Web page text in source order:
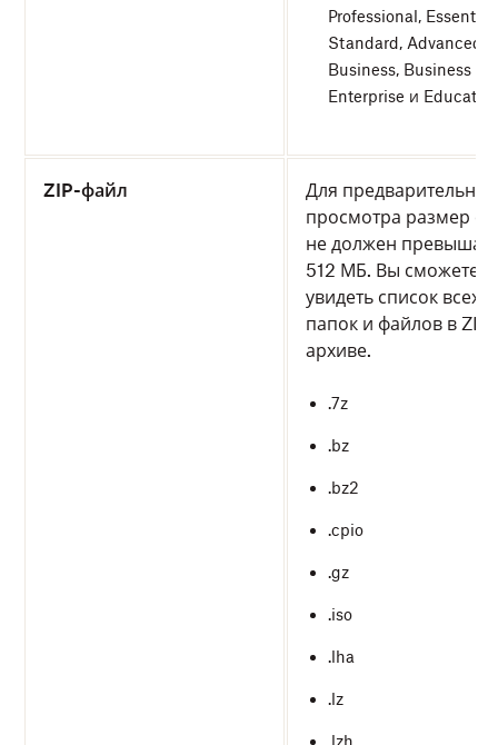
Professional,
Standard, Advanced,
Business, Business
Enterprise и
ZIP-файл
Для
просмотра размер
не должен
512 МБ. Вы сможете
увидеть список всех
папок и файлов в ZIP-
архиве.
.7z
.bz
.bz2
.cpio
.gz
.iso
.lha
.lz
.lzh